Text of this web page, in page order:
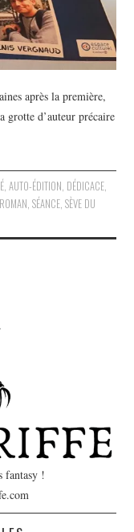
après la première,
grotte d’auteur précaire
, AUTO-ÉDITION DÉDICACE,
ROMAN ,SÉANCE ,SÈVE DU
fantasy !